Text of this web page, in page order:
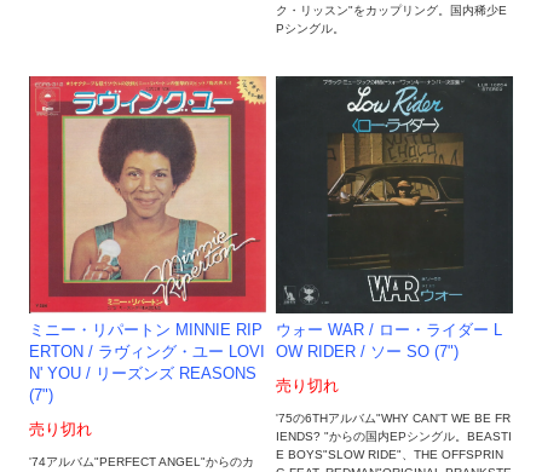
ク・リッスン"をカップリング。国内稀少E
Pシングル。
ミニー・リパートン MINNIE RIP
ERTON / ラヴィング・ユー LOVI
N' YOU / リーズンズ REASONS
(7")
売り切れ
'74アルバム"PERFECT ANGEL"からのカ
ウォー WAR / ロー・ライダー L
OW RIDER / ソー SO (7")
売り切れ
'75の6THアルバム"WHY CAN'T WE BE FR
IENDS? "からの国内EPシングル。BEASTI
E BOYS"SLOW RIDE"、THE OFFSPRIN